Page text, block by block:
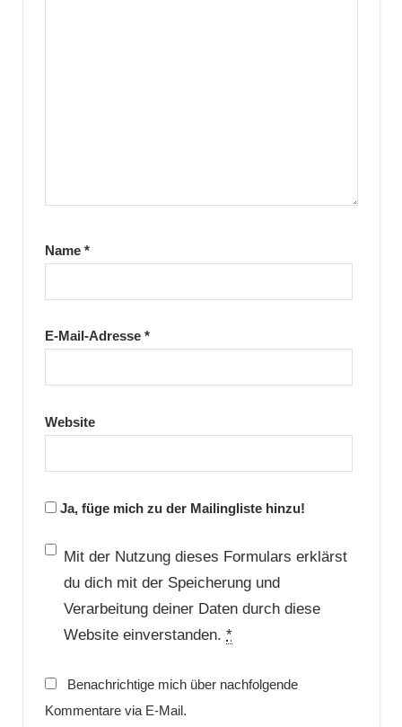
Name *
E-Mail-Adresse *
Website
Ja, füge mich zu der Mailingliste hinzu!
Mit der Nutzung dieses Formulars erklärst
du dich mit der Speicherung und
Verarbeitung deiner Daten durch diese
Website einverstanden. *
Benachrichtige mich über nachfolgende
Kommentare via E-Mail.